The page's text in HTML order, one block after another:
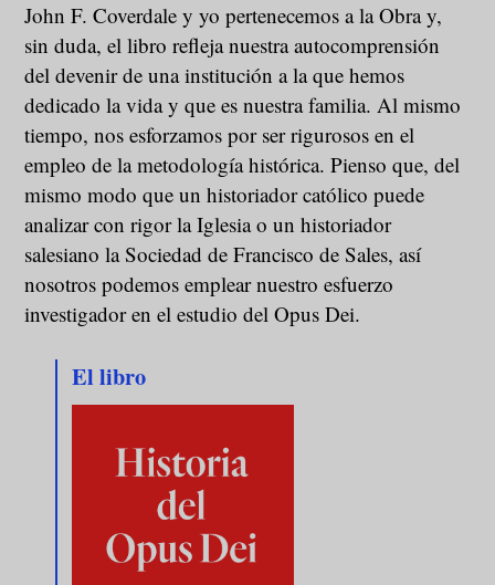
John F. Coverdale y yo pertenecemos a la Obra y,
sin duda, el libro refleja nuestra autocomprensión
del devenir de una institución a la que hemos
dedicado la vida y que es nuestra familia. Al mismo
tiempo, nos esforzamos por ser rigurosos en el
empleo de la metodología histórica. Pienso que, del
mismo modo que un historiador católico puede
analizar con rigor la Iglesia o un historiador
salesiano la Sociedad de Francisco de Sales, así
nosotros podemos emplear nuestro esfuerzo
investigador en el estudio del Opus Dei.
El libro